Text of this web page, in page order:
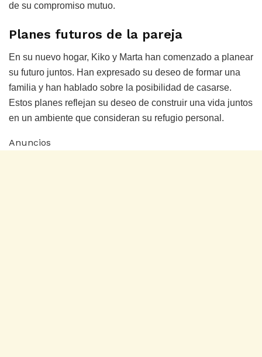
de su compromiso mutuo.
Planes futuros de la pareja
En su nuevo hogar, Kiko y Marta han comenzado a planear
su futuro juntos. Han expresado su deseo de formar una
familia y han hablado sobre la posibilidad de casarse.
Estos planes reflejan su deseo de construir una vida juntos
en un ambiente que consideran su refugio personal.
Anuncios